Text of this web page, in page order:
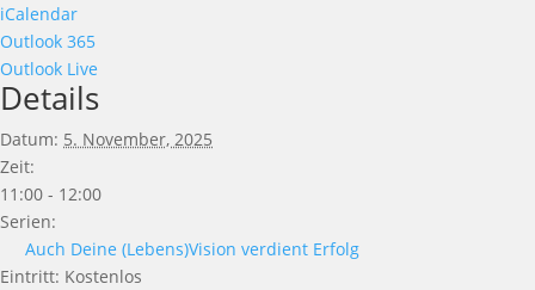
iCalendar
Outlook 365
Outlook Live
Details
Datum: 5. November, 2025
Zeit:
11:00 - 12:00
Serien:
Auch Deine (Lebens)Vision verdient Erfolg
Eintritt: Kostenlos